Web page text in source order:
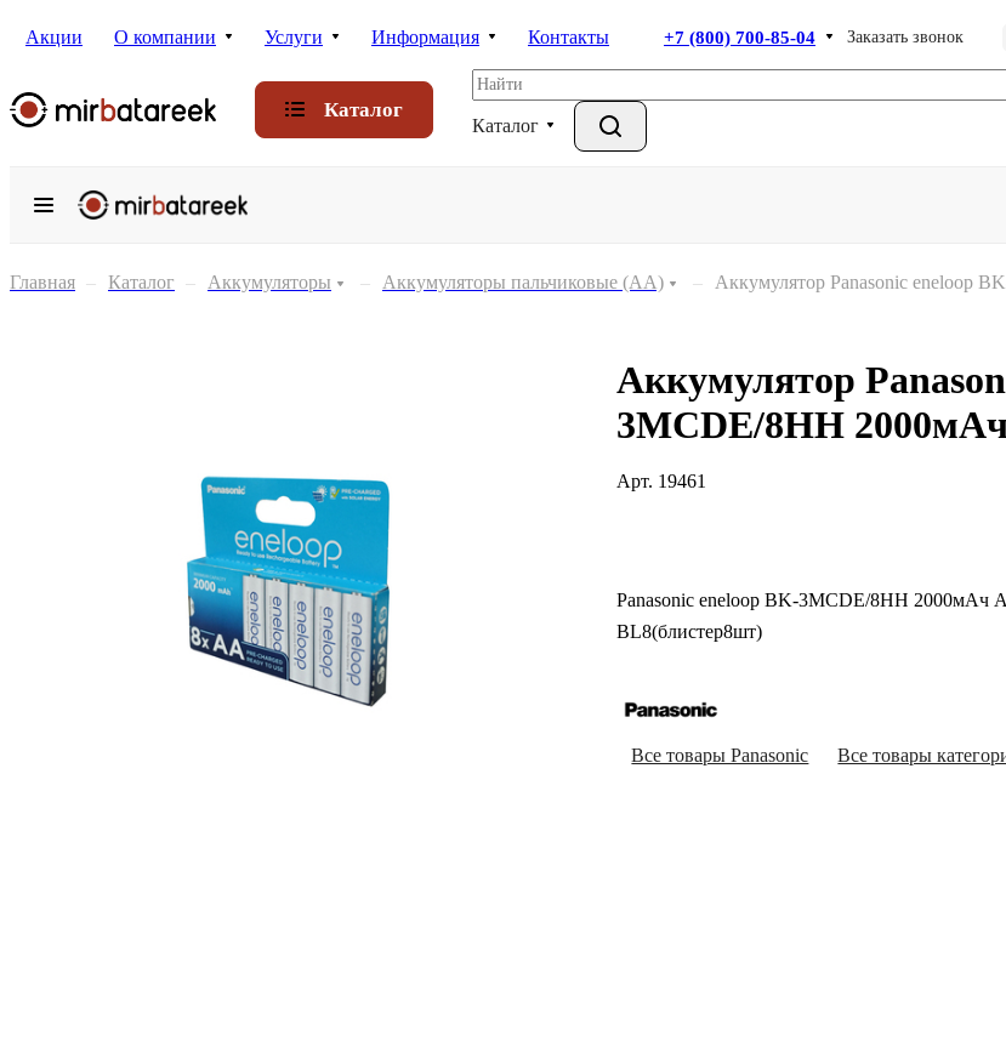
Акции О компании Услуги Информация Контакты +7 (800) 700-85-04 Заказать звонок
Каталог
Каталог
Главная – Каталог – Аккумуляторы – Аккумуляторы пальчиковые (АА) – Аккумулятор Panasonic eneloop
Аккумулятор
3MCDE/8HH
Арт. 19461
Panasonic eneloop BK-3MCDE/8HH 2000мАч
BL8(блистер8шт)
Все товары Panasonic Все товары